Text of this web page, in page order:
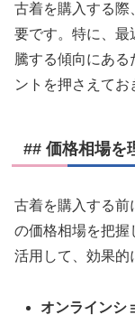
古着を購入する際
要です。特に、最
騰する傾向にある
ントを押さえてお
## 価格相場を
古着を購入する前
の価格相場を把握
活用して、効果的
オンラインシ